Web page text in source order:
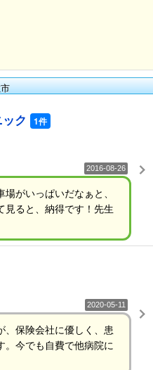
ク 1件
2016-08-26
がいっぱいだなぁと、
見ると、納得です！先生
2020-05-11
、保険会社に優しく、患
。今でも自費で他病院に